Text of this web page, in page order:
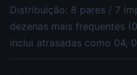
Distribuição: 8 pares / 7
dezenas mais frequentes
inclui atrasadas como 04,